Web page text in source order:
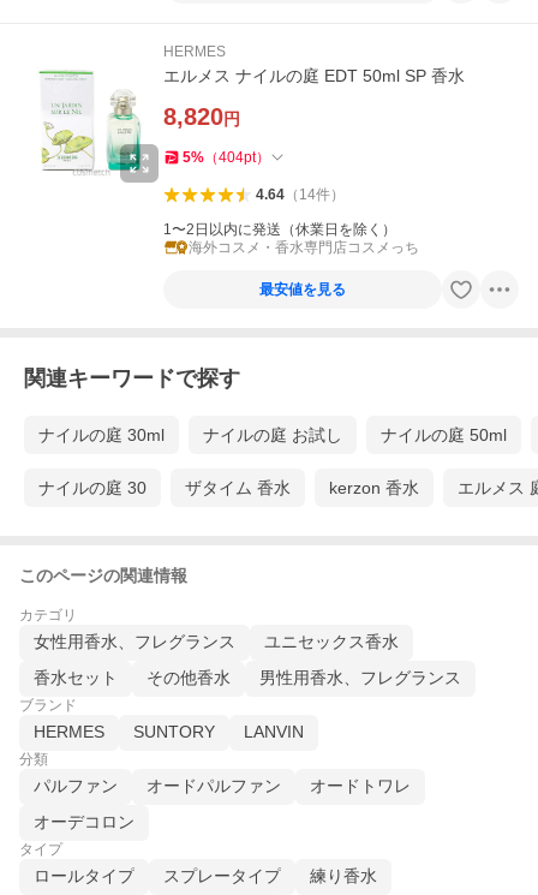
HERMES
エルメス ナイルの庭 EDT 50ml SP 香水
8,820円
5% （404pt）
4.64（ 14件）
1〜2日以内に発送（休業日を除く）
海外コスメ・香水専門店コスメっち
最安値を見る
関連キーワードで探す
ナイルの庭 30ml ナイルの庭 お試し ナイルの庭 50ml
ナイルの庭 30 ザタイム 香水 kerzon 香水 エルメス
このページの関連情報
カテゴリ
女性用香水、フレグランス
ユニセックス香水
香水セット
その他香水 男性用香水、フレグランス
ブランド
HERMES SUNTORY LANVIN
分類
パルファン オードパルファン
オードトワレ
オーデコロン
タイプ
ロールタイプ スプレータイプ
練り香水